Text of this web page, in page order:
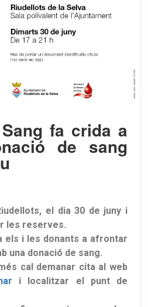
fa crida a
de sang
el dia 30 de juny i
les reserves.
els i les donants a afrontar
una donació de sang.
cal demanar cita al web
i localitzar el punt de